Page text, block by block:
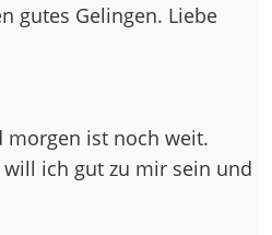
gutes Gelingen. Liebe
morgen ist noch weit.
ich gut zu mir sein und